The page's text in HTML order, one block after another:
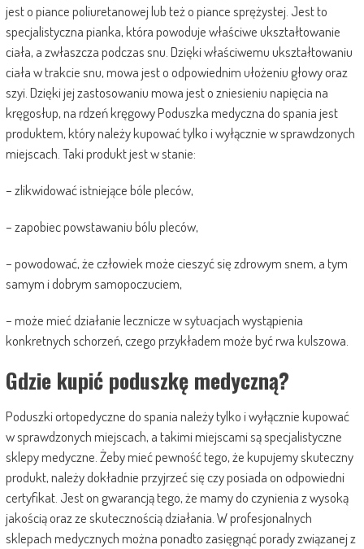
jest o piance poliuretanowej lub też o piance sprężystej. Jest to
specjalistyczna pianka, która powoduje właściwe ukształtowanie
ciała, a zwłaszcza podczas snu. Dzięki właściwemu ukształtowaniu
ciała w trakcie snu, mowa jest o odpowiednim ułożeniu głowy oraz
szyi. Dzięki jej zastosowaniu mowa jest o zniesieniu napięcia na
kręgosłup, na rdzeń kręgowy Poduszka medyczna do spania jest
produktem, który należy kupować tylko i wyłącznie w sprawdzonych
miejscach. Taki produkt jest w stanie:
– zlikwidować istniejące bóle pleców,
– zapobiec powstawaniu bólu pleców,
– powodować, że człowiek może cieszyć się zdrowym snem, a tym
samym i dobrym samopoczuciem,
– może mieć działanie lecznicze w sytuacjach wystąpienia
konkretnych schorzeń, czego przykładem może być rwa kulszowa.
Gdzie kupić poduszkę medyczną?
Poduszki ortopedyczne do spania należy tylko i wyłącznie kupować
w sprawdzonych miejscach, a takimi miejscami są specjalistyczne
sklepy medyczne. Żeby mieć pewność tego, że kupujemy skuteczny
produkt, należy dokładnie przyjrzeć się czy posiada on odpowiedni
certyfikat. Jest on gwarancją tego, że mamy do czynienia z wysoką
jakością oraz ze skutecznością działania. W profesjonalnych
sklepach medycznych można ponadto zasięgnąć porady związanej z